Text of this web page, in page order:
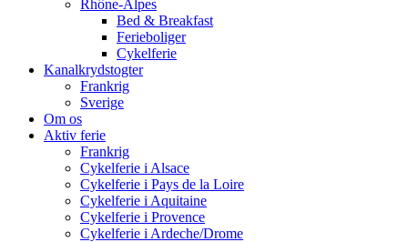
Rhône-Alpes
Bed & Breakfast
Ferieboliger
Cykelferie
Kanalkrydstogter
Frankrig
Sverige
Om os
Aktiv ferie
Frankrig
Cykelferie i Alsace
Cykelferie i Pays de la Loire
Cykelferie i Aquitaine
Cykelferie i Provence
Cykelferie i Ardeche/Drome